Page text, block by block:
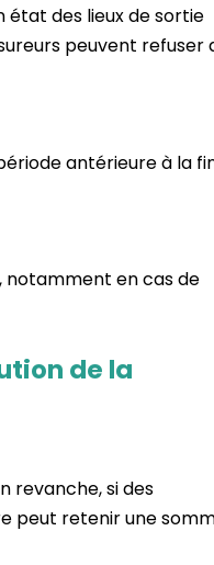
état des lieux de sortie
peuvent refuser
antérieure à la
notamment en cas de
de la
revanche, si des
peut retenir une